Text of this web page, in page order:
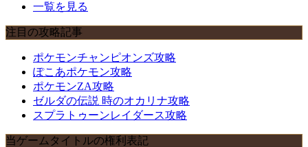
一覧を見る
注目の攻略記事
ポケモンチャンピオンズ攻略
ぽこあポケモン攻略
ポケモンZA攻略
ゼルダの伝説 時のオカリナ攻略
スプラトゥーンレイダース攻略
当ゲームタイトルの権利表記